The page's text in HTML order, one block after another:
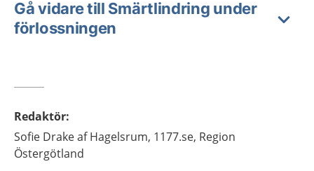
Gå vidare till Smärtlindring under
förlossningen
Redaktör:
Sofie Drake af Hagelsrum, 1177.se, Region
Östergötland